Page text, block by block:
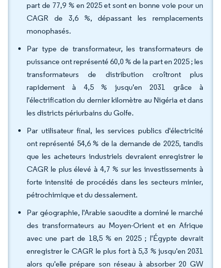
part de 77,9 % en 2025 et sont en bonne voie pour un
CAGR de 3,6 %, dépassant les remplacements
monophasés.
Par type de transformateur, les transformateurs de
puissance ont représenté 60,0 % de la part en 2025 ; les
transformateurs de distribution croîtront plus
rapidement à 4,5 % jusqu'en 2031 grâce à
l'électrification du dernier kilomètre au Nigéria et dans
les districts périurbains du Golfe.
Par utilisateur final, les services publics d'électricité
ont représenté 54,6 % de la demande de 2025, tandis
que les acheteurs industriels devraient enregistrer le
CAGR le plus élevé à 4,7 % sur les investissements à
forte intensité de procédés dans les secteurs minier,
pétrochimique et du dessalement.
Par géographie, l'Arabie saoudite a dominé le marché
des transformateurs au Moyen-Orient et en Afrique
avec une part de 18,5 % en 2025 ; l'Égypte devrait
enregistrer le CAGR le plus fort à 5,3 % jusqu'en 2031
alors qu'elle prépare son réseau à absorber 20 GW